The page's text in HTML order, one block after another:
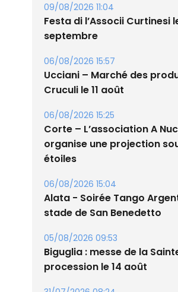
09/08/2026 11:04
Festa di l’Associi Curtinesi
septembre
06/08/2026 15:57
Ucciani – Marché des
Cruculi le 11 août
06/08/2026 15:25
Corte – L’association A
organise une projection
étoiles
06/08/2026 15:04
Alata - Soirée Tango
stade de San Benedetto
05/08/2026 09:53
Biguglia : messe de la
procession le 14 août